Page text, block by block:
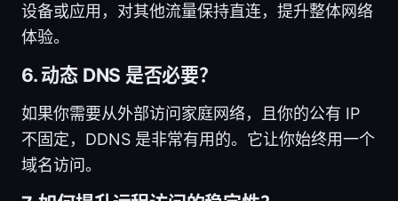
设备或应用，对其他流量保持直连，提升整体网络
体验。
6. 动态 DNS 是否必要？
如果你需要从外部访问家庭网络，且你的公有 IP
不固定，DDNS 是非常有用的。它让你始终用一个
域名访问。